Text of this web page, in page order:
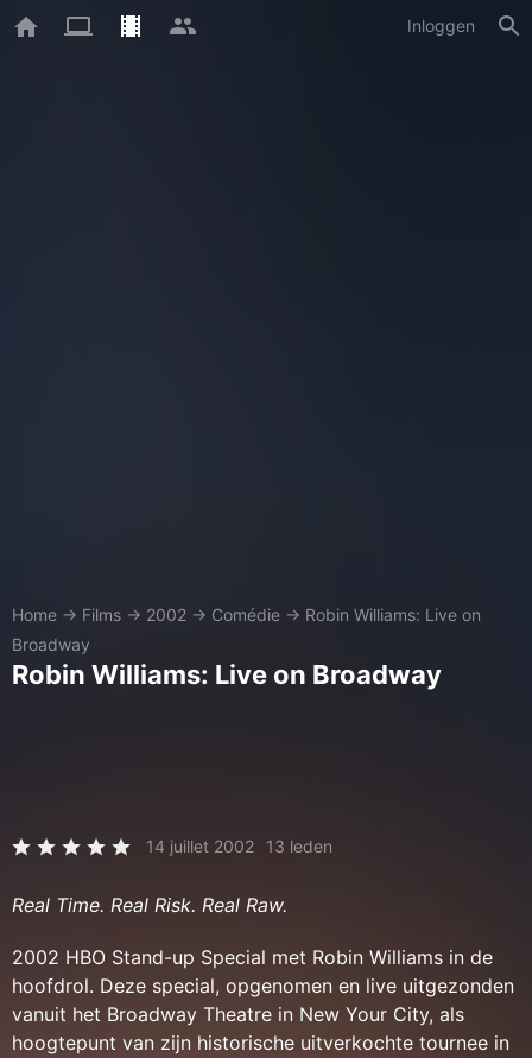
Inloggen
Home → Films → 2002 → Comédie → Robin Williams: Live on
Broadway
Robin Williams: Live on Broadway
14 juillet 2002 13 leden
Real Time. Real Risk. Real Raw.
2002 HBO Stand-up Special met Robin Williams in de
hoofdrol. Deze special, opgenomen en live uitgezonden
vanuit het Broadway Theatre in New Your City, als
hoogtepunt van zijn historische uitverkochte tournee in